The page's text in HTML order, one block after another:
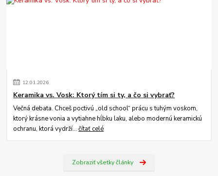
12.01.2026
Keramika vs. Vosk: Ktorý tím si ty, a čo si vybrať?
Večná debata. Chceš poctivú „old school“ prácu s tuhým voskom,
ktorý krásne vonia a vytiahne hĺbku laku, alebo modernú keramickú
ochranu, ktorá vydrží...čítať celé
Zobraziť všetky články